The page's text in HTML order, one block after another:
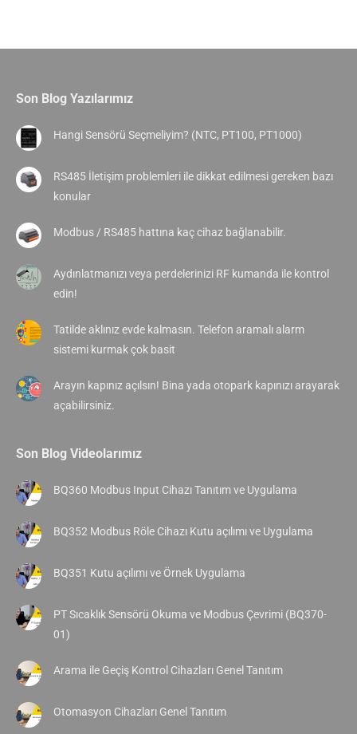
Son Blog Yazılarımız
Hangi Sensörü Seçmeliyim? (NTC, PT100, PT1000)
RS485 İletişim problemleri ile dikkat edilmesi gereken bazı
konular
Modbus / RS485 hattına kaç cihaz bağlanabilir.
Aydınlatmanızı veya perdelerinizi RF kumanda ile kontrol
edin!
Tatilde aklınız evde kalmasın. Telefon aramalı alarm
sistemi kurmak çok basit
Arayın kapınız açılsın! Bina yada otopark kapınızı arayarak
açabilirsiniz.
Son Blog Videolarımız
BQ360 Modbus Input Cihazı Tanıtım ve Uygulama
BQ352 Modbus Röle Cihazı Kutu açılımı ve Uygulama
BQ351 Kutu açılımı ve Örnek Uygulama
PT Sıcaklık Sensörü Okuma ve Modbus Çevrimi (BQ370-
01)
Arama ile Geçiş Kontrol Cihazları Genel Tanıtım
Otomasyon Cihazları Genel Tanıtım